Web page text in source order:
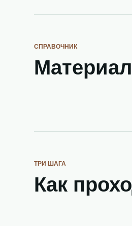
СПРАВОЧНИК
ТРИ ШАГА
Как